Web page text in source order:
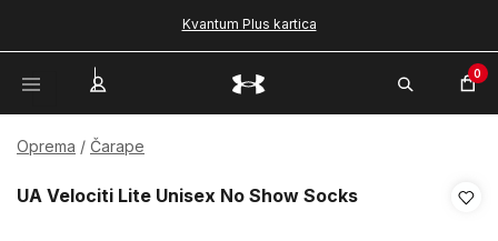
Kvantum Plus kartica
0
Oprema Čarape
UA Velociti Lite Unisex No Show Socks